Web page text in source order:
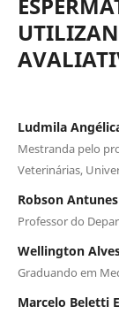
Ludmila
Mestranda pelo
Veterinárias,
Robson Antunes
Professor do
Wellington
Graduando em
Marcelo Beletti